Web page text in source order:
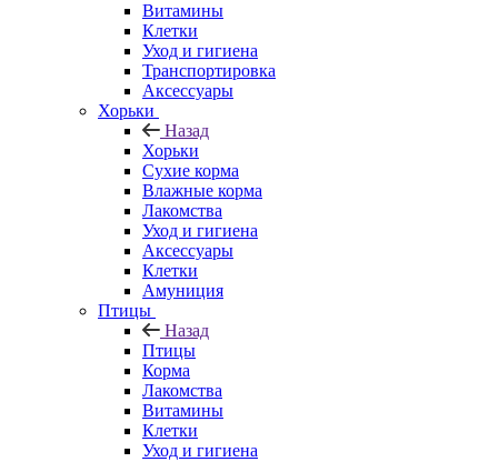
Витамины
Клетки
Уход и гигиена
Транспортировка
Аксессуары
Хорьки
Назад
Хорьки
Сухие корма
Влажные корма
Лакомства
Уход и гигиена
Аксессуары
Клетки
Амуниция
Птицы
Назад
Птицы
Корма
Лакомства
Витамины
Клетки
Уход и гигиена